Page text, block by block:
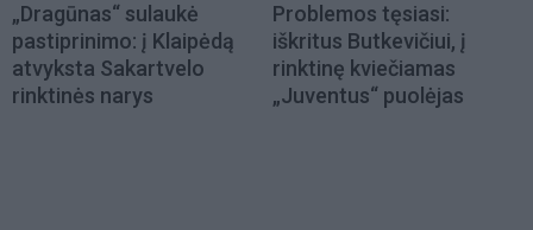
„Dragūnas“ sulaukė
pastiprinimo: į Klaipėdą
atvyksta Sakartvelo
rinktinės narys
Problemos tęsiasi:
iškritus Butkevičiui, į
rinktinę kviečiamas
„Juventus“ puolėjas